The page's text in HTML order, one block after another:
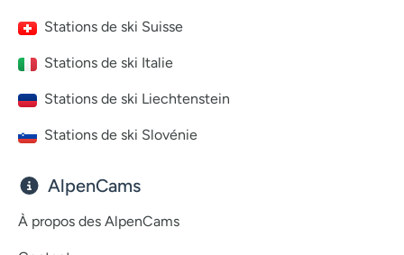
Stations de ski Suisse
Stations de ski Italie
Stations de ski Liechtenstein
Stations de ski Slovénie
AlpenCams
À propos des AlpenCams